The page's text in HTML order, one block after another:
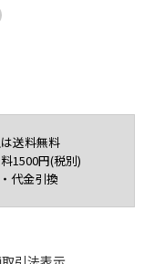
送料無料
1500円(税別)
代金引換